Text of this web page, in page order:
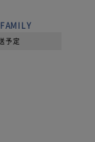
ズ
予定